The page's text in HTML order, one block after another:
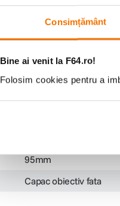
Consimțământ
Bine ai venit la F64.ro!
Folosim cookies pentru a
Carl Zeiss - capac fata
Preț anterior:56999 lei
95mm
Capac obiectiv fata